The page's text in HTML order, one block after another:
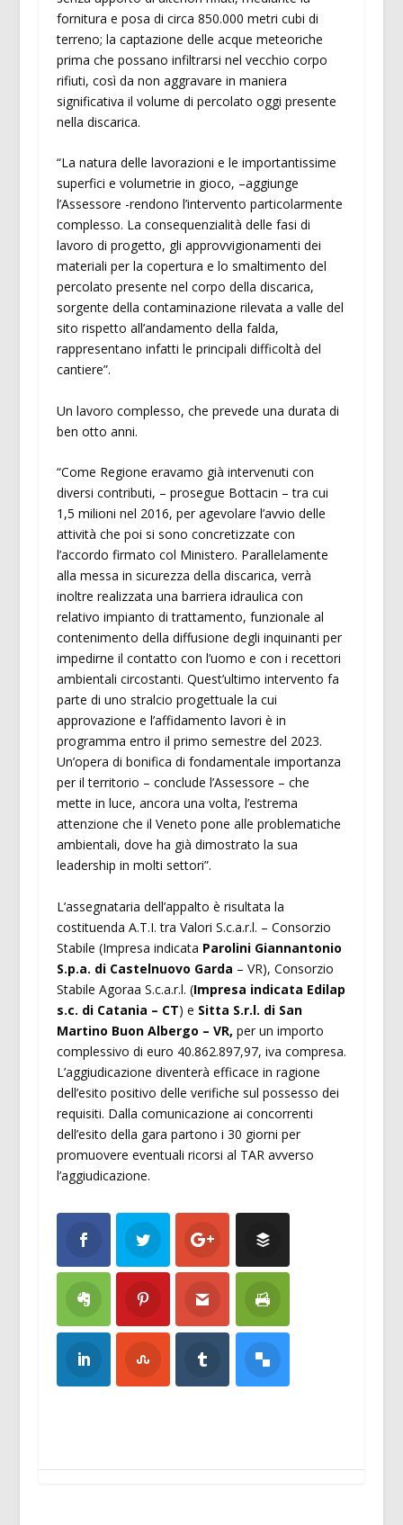
fornitura e posa di circa 850.000 metri cubi di
terreno; la captazione delle acque meteoriche
prima che possano infiltrarsi nel vecchio corpo
rifiuti, così da non aggravare in maniera
significativa il volume di percolato oggi presente
nella discarica.
“La natura delle lavorazioni e le importantissime
superfici e volumetrie in gioco, –aggiunge
l’Assessore -rendono l’intervento particolarmente
complesso. La consequenzialità delle fasi di
lavoro di progetto, gli approvvigionamenti dei
materiali per la copertura e lo smaltimento del
percolato presente nel corpo della discarica,
sorgente della contaminazione rilevata a valle del
sito rispetto all’andamento della falda,
rappresentano infatti le principali difficoltà del
cantiere”.
Un lavoro complesso, che prevede una durata di
ben otto anni.
“Come Regione eravamo già intervenuti con
diversi contributi, – prosegue Bottacin – tra cui
1,5 milioni nel 2016, per agevolare l’avvio delle
attività che poi si sono concretizzate con
l’accordo firmato col Ministero. Parallelamente
alla messa in sicurezza della discarica, verrà
inoltre realizzata una barriera idraulica con
relativo impianto di trattamento, funzionale al
contenimento della diffusione degli inquinanti per
impedirne il contatto con l’uomo e con i recettori
ambientali circostanti. Quest’ultimo intervento fa
parte di uno stralcio progettuale la cui
approvazione e l’affidamento lavori è in
programma entro il primo semestre del 2023.
Un’opera di bonifica di fondamentale importanza
per il territorio – conclude l’Assessore – che
mette in luce, ancora una volta, l’estrema
attenzione che il Veneto pone alle problematiche
ambientali, dove ha già dimostrato la sua
leadership in molti settori”.
L’assegnataria dell’appalto è risultata la
costituenda A.T.I. tra Valori S.c.a.r.l. – Consorzio
Stabile (Impresa indicata Parolini Giannantonio
S.p.a. di Castelnuovo Garda – VR), Consorzio
Stabile Agoraa S.c.a.r.l. (Impresa indicata Edilap
s.c. di Catania – CT) e Sitta S.r.l. di San
Martino Buon Albergo – VR, per un importo
complessivo di euro 40.862.897,97, iva compresa.
L’aggiudicazione diventerà efficace in ragione
dell’esito positivo delle verifiche sul possesso dei
requisiti. Dalla comunicazione ai concorrenti
dell’esito della gara partono i 30 giorni per
promuovere eventuali ricorsi al TAR avverso
l’aggiudicazione.